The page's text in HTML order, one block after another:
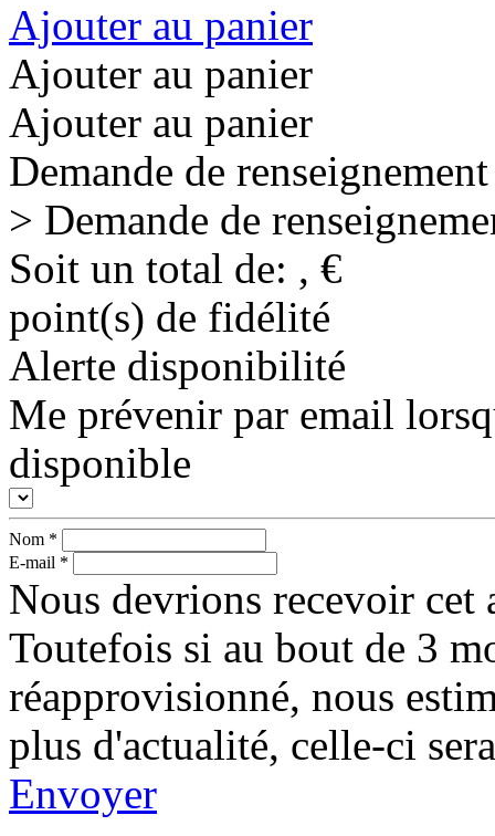
Ajouter au panier
Ajouter au panier
Ajouter au panier
Demande de renseignement
> Demande de
Soit un total de: , €
point(s) de fidélité
Alerte disponibilité
Me prévenir par email
disponible
Nom *
E-mail *
Nous devrions recevoir cet
Toutefois si au bout de 3
réapprovisionné, nous
plus d'actualité, celle-ci
Envoyer